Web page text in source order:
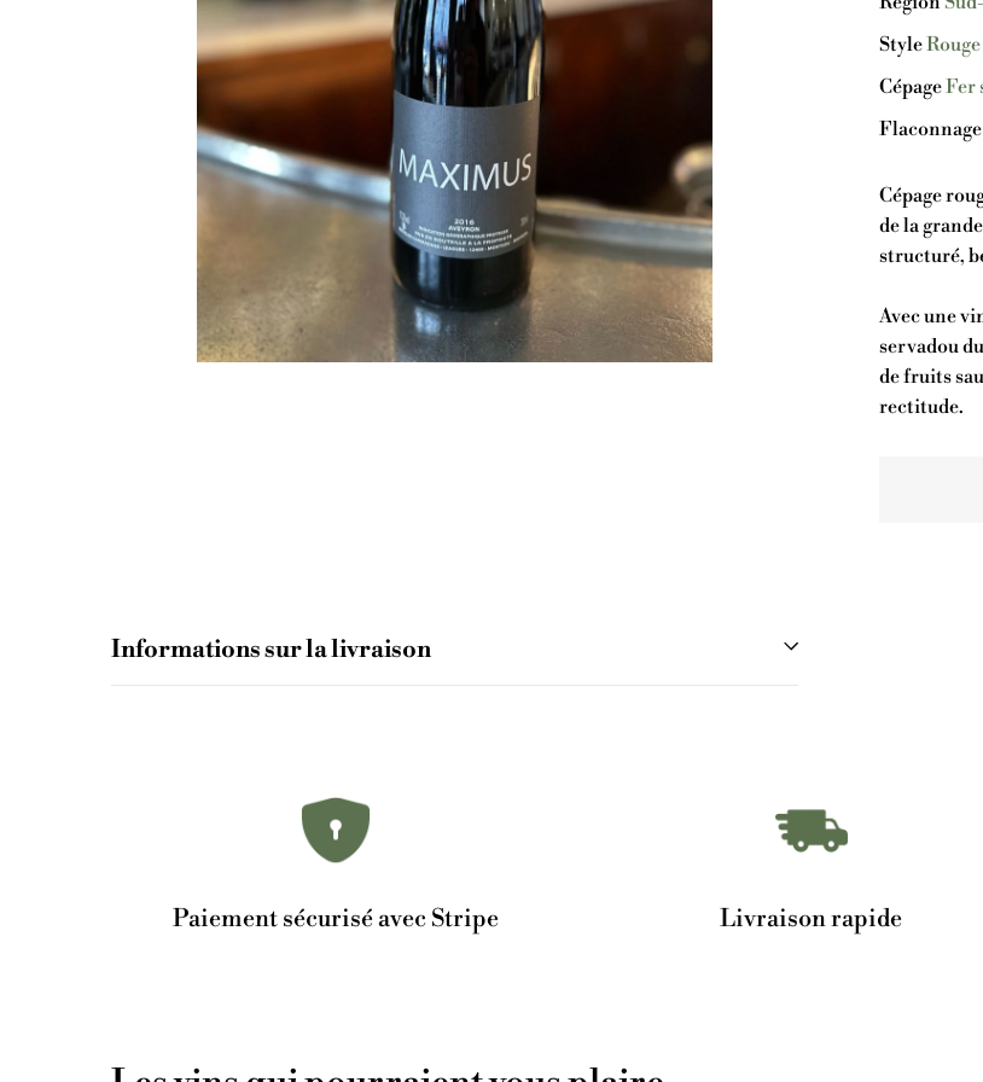
StyleRouge
CépageFer
Flaconnage
Cépage
de la
structuré,
Avec une
servadou
de fruits
rectitude.
Informations sur la livraison
Paiement sécurisé avec Stripe Livraison rapide